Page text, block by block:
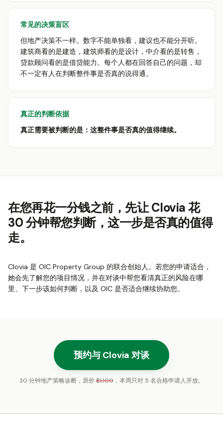
常见的决策盲区
但地产决策不一样。数字不能单独看，建议也不能分开听。
建筑商看的是建造，建筑师看的是设计，中介看的是转售，
贷款顾问看的是借贷能力。每个人都在回答自己的问题，却
不一定有人在判断整件事是否真的说得通。
真正的判断依据
真正需要被判断的是：这整件事是否真的值得继续。
在您再花一分钱之前，先让 Clovia 花
30 分钟帮您判断，这一步是否真的值得
走。
Clovia 是 OIC Property Group 的联合创始人。若您的申请适合，
她会先了解您的项目情况，并在对谈中帮您看清真正的风险在哪
里、下一步该如何判断，以及 OIC 是否适合继续协助您。
预约与 Clovia 对谈
30 分钟地产策略诊断，原价$1,100，本周只对 5 名合格申请人开放。